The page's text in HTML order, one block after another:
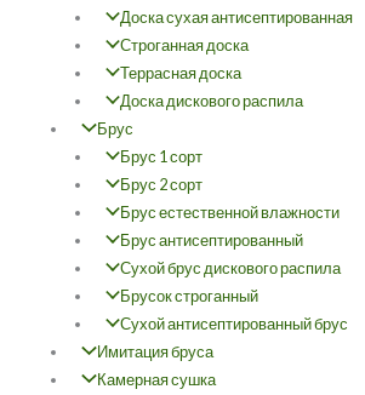
Доска сухая антисептированная
Строганная доска
Террасная доска
Доска дискового распила
Брус
Брус 1 сорт
Брус 2 сорт
Брус естественной влажности
Брус антисептированный
Сухой брус дискового распила
Брусок строганный
Сухой антисептированный брус
Имитация бруса
Камерная сушка